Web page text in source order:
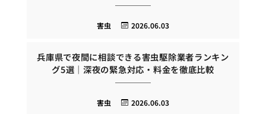
2026.06.03
害虫
兵庫県で夜間に相談できる害虫駆除業者ランキン
グ5選｜深夜の緊急対応・料金を徹底比較
2026.06.03
害虫